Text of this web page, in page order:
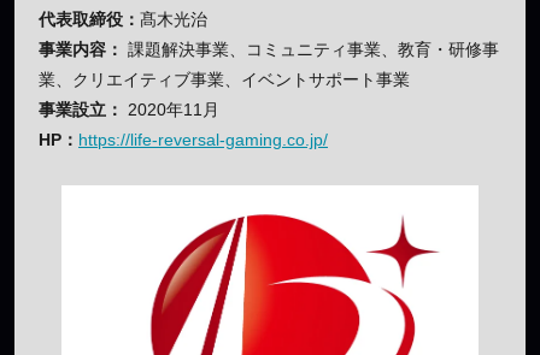
代表取締役： 髙木光治
事業内容： 課題解決事業、コミュニティ事業、教育・研修事
業、クリエイティブ事業、イベントサポート事業
事業設立：
2020年11月
HP： https://life-reversal-gaming.co.jp/